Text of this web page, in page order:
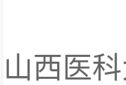
山西医